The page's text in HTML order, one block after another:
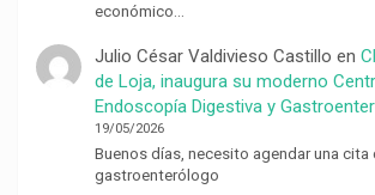
económico…
Julio César Valdivieso Castillo en
de Loja, inaugura su moderno
Endoscopía Digestiva y
19/05/2026
Buenos días, necesito agendar una cita
gastroenterólogo